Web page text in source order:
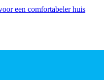
een comfortabeler huis